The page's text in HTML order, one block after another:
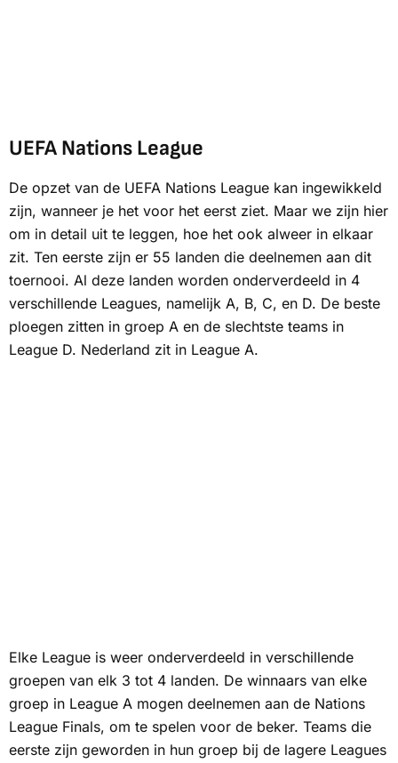
UEFA Nations League
De opzet van de UEFA Nations League kan ingewikkeld
zijn, wanneer je het voor het eerst ziet. Maar we zijn hier
om in detail uit te leggen, hoe het ook alweer in elkaar
zit. Ten eerste zijn er 55 landen die deelnemen aan dit
toernooi. Al deze landen worden onderverdeeld in 4
verschillende Leagues, namelijk A, B, C, en D. De beste
ploegen zitten in groep A en de slechtste teams in
League D. Nederland zit in League A.
Elke League is weer onderverdeeld in verschillende
groepen van elk 3 tot 4 landen. De winnaars van elke
groep in League A mogen deelnemen aan de Nations
League Finals, om te spelen voor de beker. Teams die
eerste zijn geworden in hun groep bij de lagere Leagues